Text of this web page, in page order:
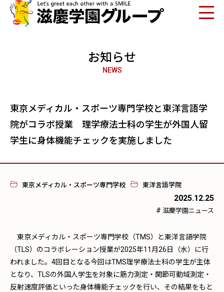
お知らせ
NEWS
東京メディカル・スポーツ専門学校と東洋言語学
院がコラボ授業 理学療法士科の学生が外国人留
学生に身体機能チェックを実施しました
東京メディカル・スポーツ専門学校 東洋言語学院
2025.12.25
# 滋慶学園ニュース
東京メディカル・スポーツ専門学校（TMS）と東洋言語学院
（TLS）のコラボレーション授業が2025年11月26日（水）に行
われました。4回目となる今回はTMS理学療法士科の学生が主体
となり、TLSの外国人学生を対象に筋力測定・関節可動域測定・
反射速度評価といった身体機能チェックを行い、その結果をもと